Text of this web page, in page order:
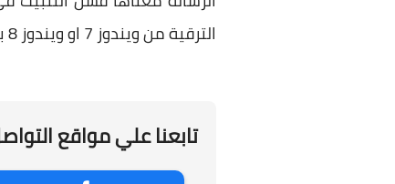
الترقية من ويندوز 7 او ويندوز 8 باصدارته الى ويندوز 10 ايضا ، لذا سوف نتعرف على كيفية اصلاح هذه المشكلة معا .
تابعنا علي مواقع